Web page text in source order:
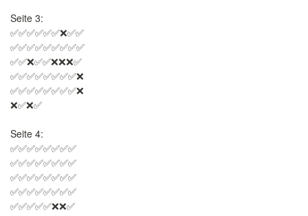
Seite 3:
✅✅✅✅✅✅❌✅✅
✅✅✅✅✅✅✅✅✅
✅✅❌✅✅❌❌❌✅
✅✅✅✅✅✅✅✅❌
✅✅✅✅✅✅✅✅❌
❌✅❌✅
Seite 4:
✅✅✅✅✅✅✅✅
✅✅✅✅✅✅✅✅
✅✅✅✅✅✅✅✅
✅✅✅✅✅✅✅✅
✅✅✅✅✅❌❌✅